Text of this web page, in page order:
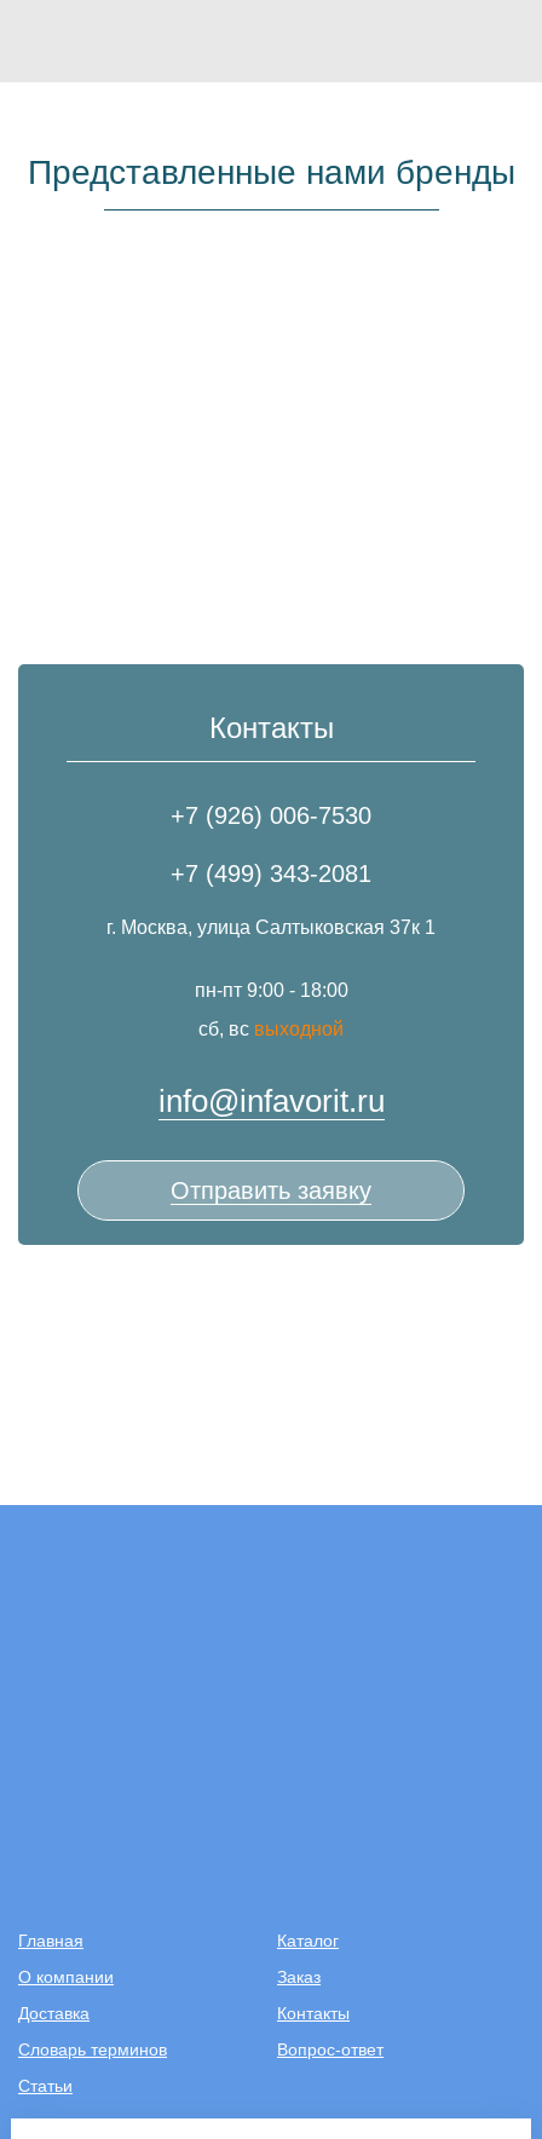
Представленные нами бренды
Контакты
+7 (926) 006-7530
+7 (499) 343-2081
г. Москва, улица Салтыковская 37к 1
пн-пт 9:00 - 18:00
сб, вс выходной
info@infavorit.ru
Отправить заявку
Главная
Каталог
О компании
Заказ
Доставка
Контакты
Словарь терминов
Вопрос-ответ
Статьи